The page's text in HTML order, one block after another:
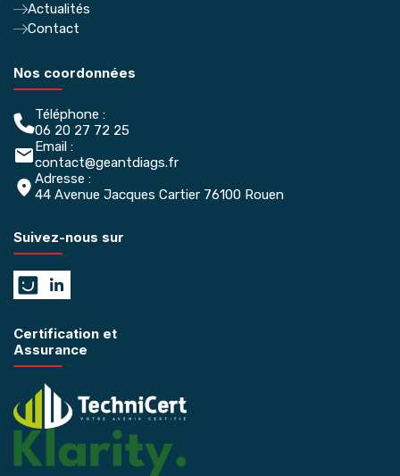
Actualités
Contact
Nos coordonnées
Téléphone :
06 20 27 72 25
Email :
contact@geantdiags.fr
Adresse :
44 Avenue Jacques Cartier 76100 Rouen
Suivez-nous sur
Certification et
Assurance